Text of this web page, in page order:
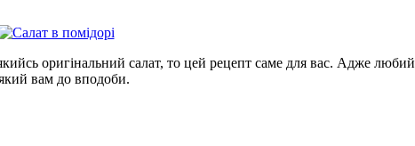
оригінальний салат, то цей рецепт саме для вас. Адже любий
вам до вподоби.